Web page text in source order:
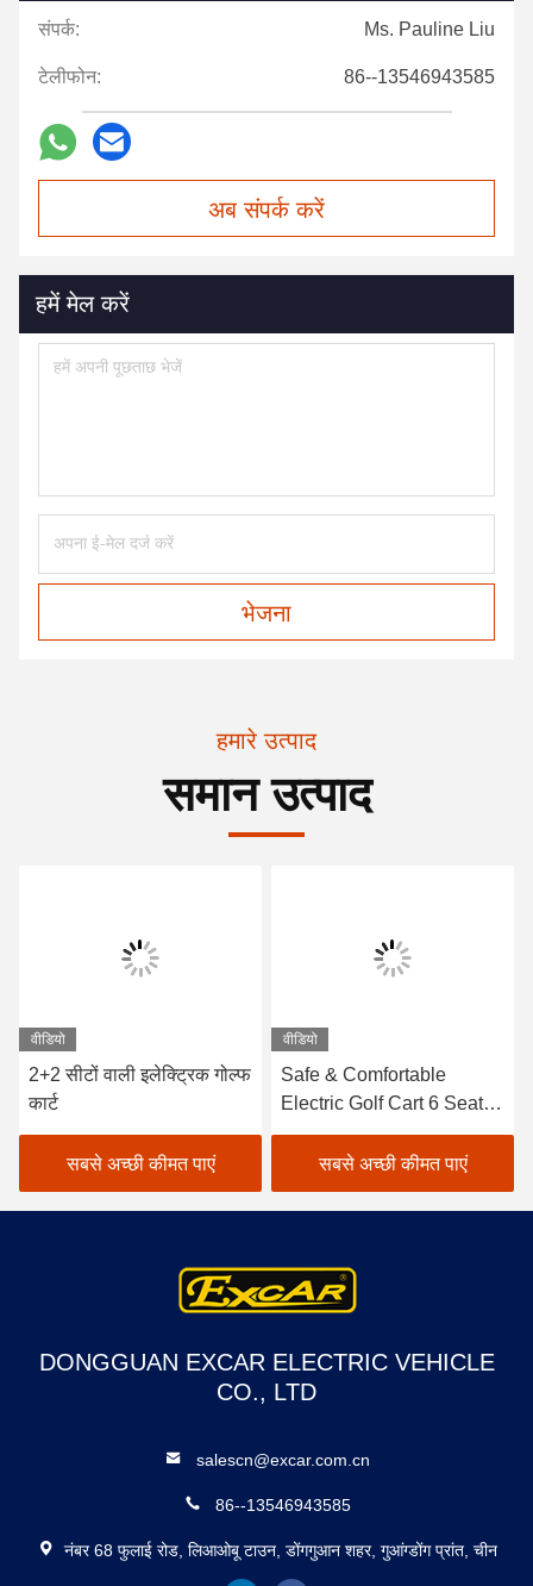
संपर्क: Ms. Pauline Liu
टेलीफोन: 86--13546943585
अब संपर्क करें
हमें मेल करें
भेजना
हमारे उत्पाद
समान उत्पाद
वीडियो
2+2 सीटों वाली इलेक्ट्रिक गोल्फ
कार्ट
सबसे अच्छी कीमत पाएं
वीडियो
Safe & Comfortable
Electric Golf Cart 6 Seats
& 2 Rear for 8 Passengers
High Speed Long Range
सबसे अच्छी कीमत पाएं
DONGGUAN EXCAR ELECTRIC VEHICLE
CO., LTD
salescn@excar.com.cn
86--13546943585
नंबर 68 फुलाई रोड, लिआओबू टाउन, डोंगगुआन शहर, गुआंग्डोंग प्रांत, चीन